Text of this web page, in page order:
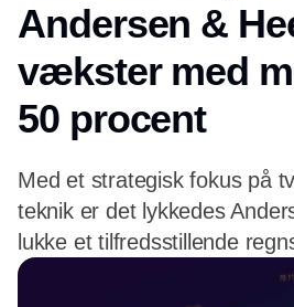
Andersen &
vækster med
50 procent
Med et strategisk fokus på
teknik er det lykkedes
lukke et tilfredsstillende